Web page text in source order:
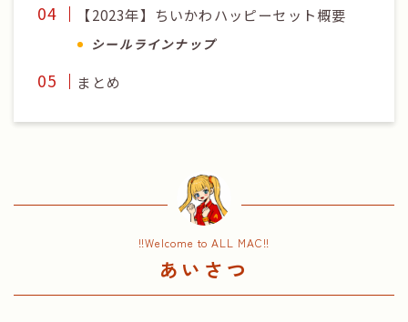
【2023年】ちいかわハッピーセット概要
シールラインナップ
まとめ
!!Welcome to ALL MAC!!
あいさつ